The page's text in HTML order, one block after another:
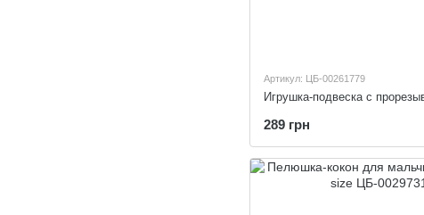
Артикул: ЦБ-00261779
289 грн